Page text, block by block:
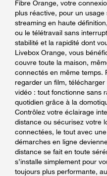
Fibre Orange, votre
plus réactive, pour un
streaming en haute
ou le télétravail sans
stabilité et la rapidité dont
Livebox Orange, vous
couvre toute la maison,
connectés en même temps.
regarder un film,
vidéo : tout fonctionne sans
quotidien grâce à la
Contrôlez votre éclairage
distance ou sécurisez votre
connectées, le tout avec
démarches en ligne
distance se fait en toute
s’installe simplement pour
toujours plus performante,